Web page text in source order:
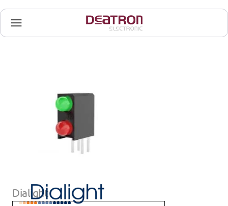
Dialight